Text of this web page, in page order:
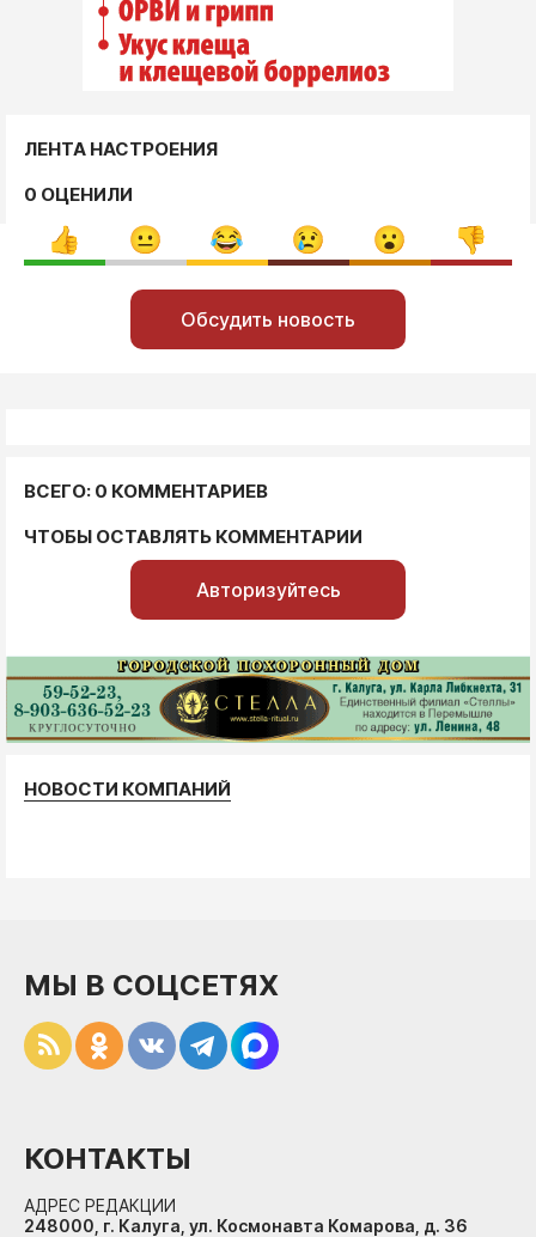
ЛЕНТА НАСТРОЕНИЯ
0 ОЦЕНИЛИ
Обсудить новость
ВСЕГО: 0 КОММЕНТАРИЕВ
ЧТОБЫ ОСТАВЛЯТЬ КОММЕНТАРИИ
Авторизуйтесь
НОВОСТИ КОМПАНИЙ
МЫ В СОЦСЕТЯХ
КОНТАКТЫ
АДРЕС РЕДАКЦИИ
248000, г. Калуга, ул. Космонавта Комарова, д. 36